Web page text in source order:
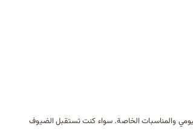
والمناسبات الخاصة. سواء كنت تستقبل الضيوف